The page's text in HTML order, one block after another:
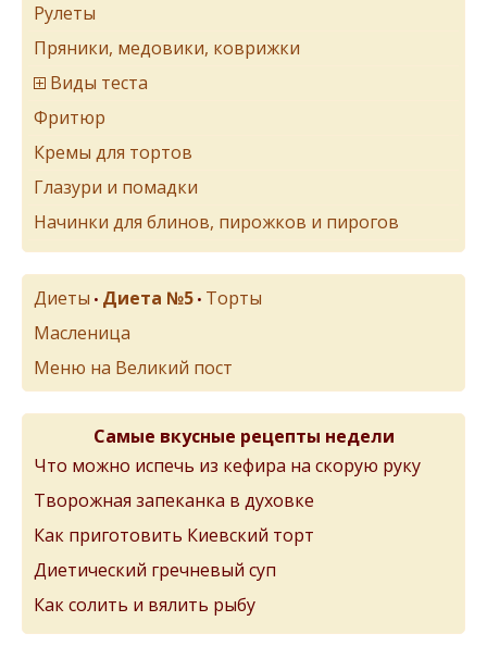
Рулеты
Пряники, медовики, коврижки
Виды теста
Фритюр
Кремы для тортов
Глазури и помадки
Начинки для блинов, пирожков и пирогов
Диеты • Диета №5 • Торты
Масленица
Меню на Великий пост
Самые вкусные рецепты недели
Что можно испечь из кефира на скорую руку
Творожная запеканка в духовке
Как приготовить Киевский торт
Диетический гречневый суп
Как солить и вялить рыбу